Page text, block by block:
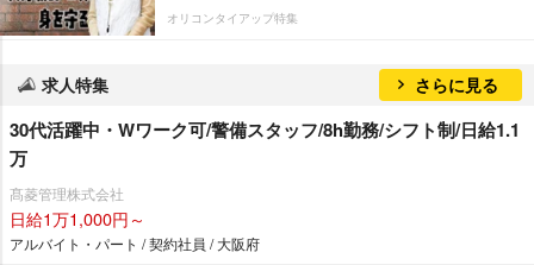
オリコンタイアップ特集
求人特集 さらに見る
30代活躍中・Wワーク可/警備スタッフ/8h勤務/シフト制/日給1.1
万
髙菱管理株式会社
日給1万1,000円～
アルバイト・パート / 契約社員 / 大阪府